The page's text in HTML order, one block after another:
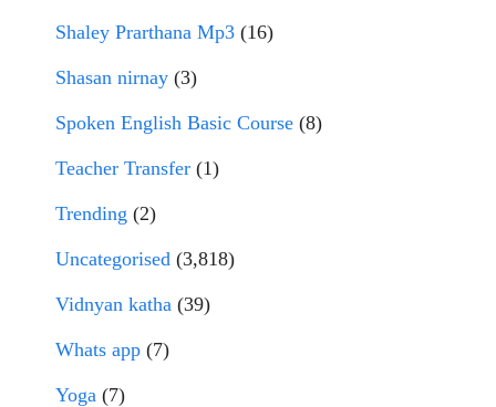
Shaley Prarthana Mp3 (16)
Shasan nirnay (3)
Spoken English Basic Course (8)
Teacher Transfer (1)
Trending (2)
Uncategorised (3,818)
Vidnyan katha (39)
Whats app (7)
Yoga (7)